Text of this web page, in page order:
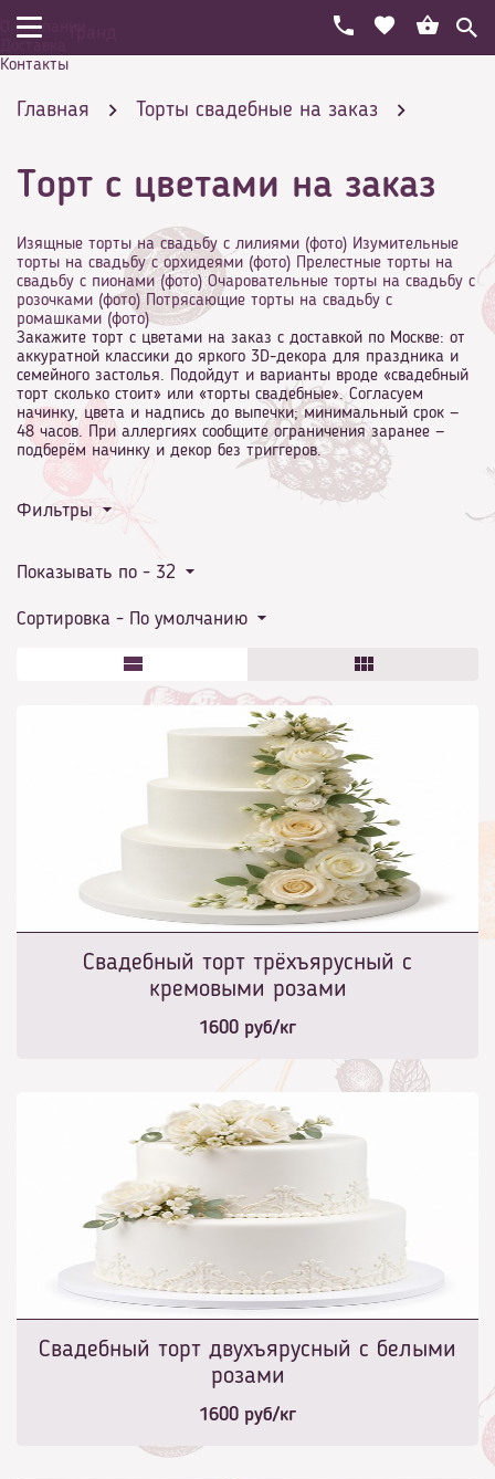
О компании
Контакты
Главная Торты свадебные на заказ
Торт с цветами на заказ
Изящные торты на свадьбу с лилиями (фото) Изумительные
торты на свадьбу с орхидеями (фото) Прелестные торты на
свадьбу с пионами (фото) Очаровательные торты на свадьбу с
розочками (фото) Потрясающие торты на свадьбу с
ромашками (фото)
Закажите торт с цветами на заказ с доставкой по Москве: от
аккуратной классики до яркого 3D-декора для праздника и
семейного застолья. Подойдут и варианты вроде «свадебный
торт сколько стоит» или «торты свадебные». Согласуем
начинку, цвета и надпись до выпечки; минимальный срок —
48 часов. При аллергиях сообщите ограничения заранее —
подберём начинку и декор без триггеров.
Фильтры
Показывать по - 32
Сортировка - По умолчанию
Свадебный торт трёхъярусный с
кремовыми розами
1600 руб/кг
Свадебный торт двухъярусный с белыми
розами
1600 руб/кг